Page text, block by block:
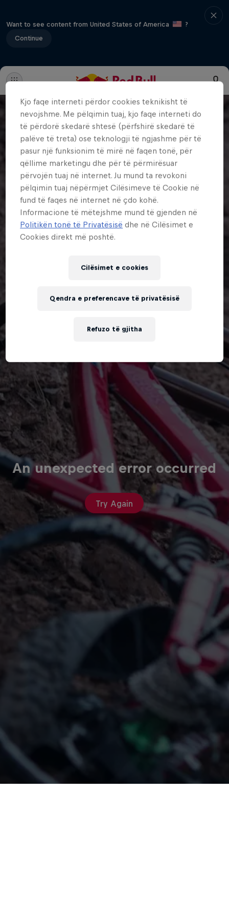
Want to see content from United States of America
?
Continue
An unexpected error occurred
Try Again
Kjo faqe interneti përdor cookies teknikisht të
nevojshme. Me pëlqimin tuaj, kjo faqe interneti do
të përdorë skedarë shtesë (përfshirë skedarë të
palëve të treta) ose teknologji të ngjashme për të
pasur një funksionim të mirë në faqen tonë, për
qëllime marketingu dhe për të përmirësuar
përvojën tuaj në internet. Ju mund ta revokoni
pëlqimin tuaj nëpërmjet Cilësimeve të Cookie në
fund të faqes në internet në çdo kohë.
Informacione të mëtejshme mund të gjenden në
Politikën tonë të Privatësisë dhe në Cilësimet e
Cookies direkt më poshtë.
Cilësimet e cookies
Refuzo të gjitha
Qendra e preferencave të privatësisë